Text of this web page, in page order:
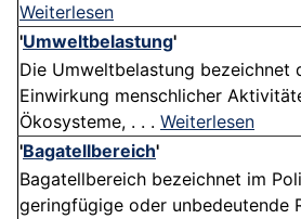
Weiterlesen
'Umweltbelastung'
Die Umweltbelastung bezeichnet
Einwirkung menschlicher
Ökosysteme, . . . Weiterlesen
'Bagatellbereich'
Bagatellbereich bezeichnet im
geringfügige oder unbedeutende